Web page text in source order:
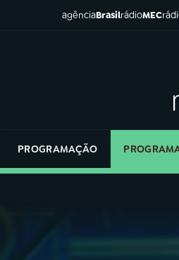
agênciaBrasilrádioMEC
PROGRAMAÇÃO
Buscar